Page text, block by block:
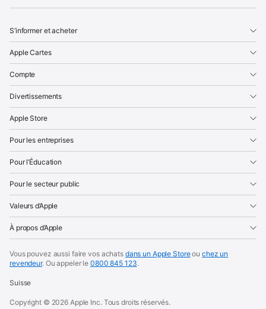
S’informer et acheter
Apple Cartes
Compte
Divertissements
Apple Store
Pour les entreprises
Pour l’Éducation
Pour le secteur public
Valeurs d’Apple
À propos d’Apple
Vous pouvez aussi faire vos achats dans un Apple Storeouchez un
revendeur. Ou appeler le0800 845 123.
Suisse
Copyright © 2026 Apple Inc. Tous droits réservés.